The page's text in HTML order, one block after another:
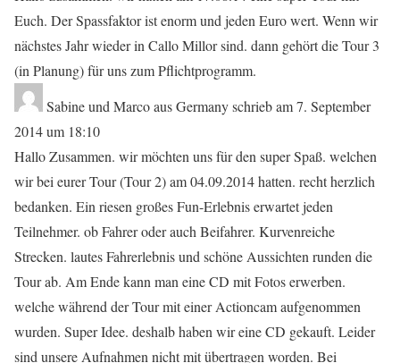
Euch. Der Spassfaktor ist enorm und jeden Euro wert. Wenn wir
nächstes Jahr wieder in Callo Millor sind. dann gehört die Tour 3
(in Planung) für uns zum Pflichtprogramm.
Sabine und MarcoausGermanyschrieb am7. September
2014um 18:10
Hallo Zusammen. wir möchten uns für den super Spaß. welchen
wir bei eurer Tour (Tour 2) am 04.09.2014 hatten. recht herzlich
bedanken. Ein riesen großes Fun-Erlebnis erwartet jeden
Teilnehmer. ob Fahrer oder auch Beifahrer. Kurvenreiche
Strecken. lautes Fahrerlebnis und schöne Aussichten runden die
Tour ab. Am Ende kann man eine CD mit Fotos erwerben.
welche während der Tour mit einer Actioncam aufgenommen
wurden. Super Idee. deshalb haben wir eine CD gekauft. Leider
sind unsere Aufnahmen nicht mit übertragen worden. Bei